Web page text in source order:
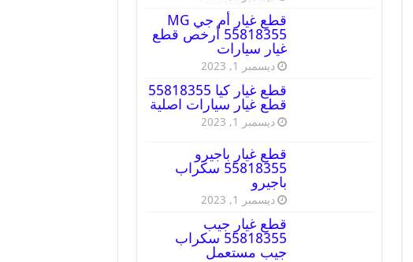
قطع غيار أم جي MG
55818355 أرخص قطع
غيار سيارات
ديسمبر 1, 2023
قطع غيار كيا 55818355
قطع غيار سيارات اصلية
ديسمبر 1, 2023
قطع غيار باجيرو
55818355 سكراب
باجيرو
ديسمبر 1, 2023
قطع غيار جيب
55818355 سكراب
جيب مستعمل